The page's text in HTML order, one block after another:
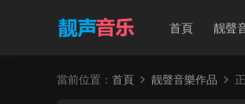
首頁 靓聲
當前位置： 首頁 靓聲音樂作品